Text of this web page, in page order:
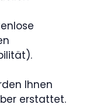
Ihnen
erstattet.